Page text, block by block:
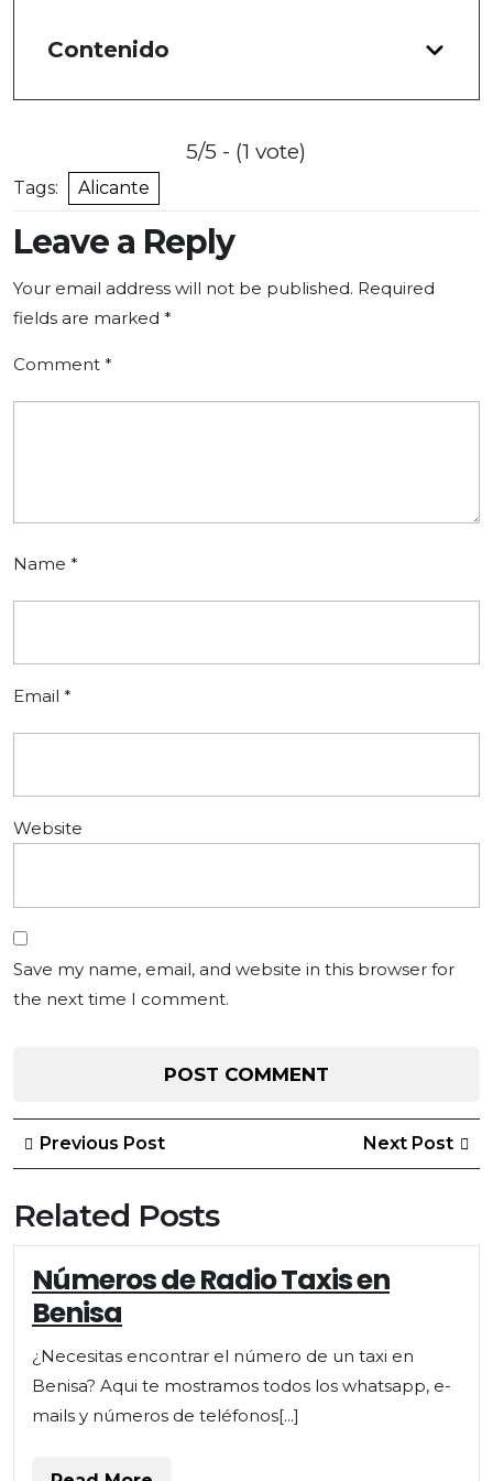
Contenido
5/5 - (1 vote)
Tags: Alicante
Leave a Reply
Your email address will not be published. Required
fields are marked *
Comment *
Name *
Email *
Website
Save my name, email, and website in this browser for
the next time I comment.
Post
navigation
Previous PostPrevious
Post
Next Post
Related Posts
Números de Radio Taxis en
Benisa
¿Necesitas encontrar el número de un taxi en
Benisa? Aqui te mostramos todos los whatsapp, e-
mails y números de teléfonos[...]